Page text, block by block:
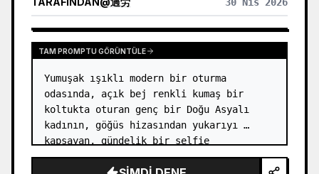
fotoğrafın gerçek içeriğini korurken, altında
istikrarlı bir seri hissi veren bir 'hafıza izi'
oluşturur ve her fotoğrafa bağımsız bir ruh ve
genişletilebilir bir görsel kimlik kazandırır.
TAM PROMPTU GÖRÜNTÜLE
Yumuşak ışıklı modern bir oturma
odasında, açık bej renkli kumaş bir
koltukta oturan genç bir Doğu Asyalı
kadının, göğüs hizasından yukarıyı
kapsayan, gündelik bir selfie
kompozisyonundaki gerçekçi iç mekan
portre fotoğrafı. {argument name="hair